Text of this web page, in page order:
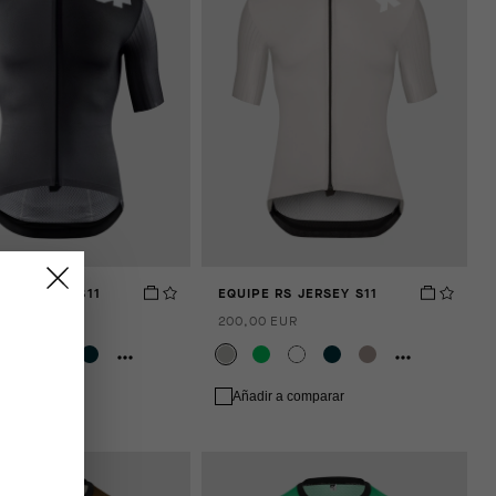
JERSEY S11
EQUIPE RS JERSEY S11
200,00 EUR
Añadir a comparar